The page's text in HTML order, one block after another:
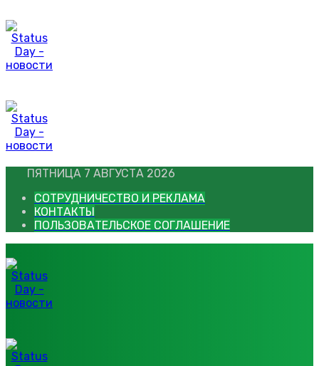
к
контенту
ПЯТНИЦА 7 АВГУСТА 2026
СОТРУДНИЧЕСТВО И РЕКЛАМА
КОНТАКТЫ
ПОЛЬЗОВАТЕЛЬСКОЕ СОГЛАШЕНИЕ